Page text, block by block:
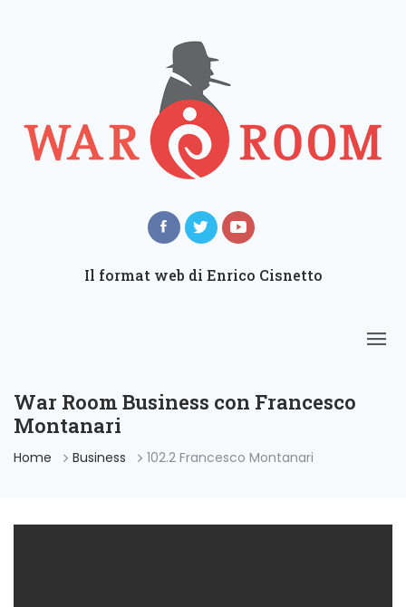
Il format web di Enrico Cisnetto
War Room Business con Francesco
Montanari
Home Business 102.2 Francesco Montanari